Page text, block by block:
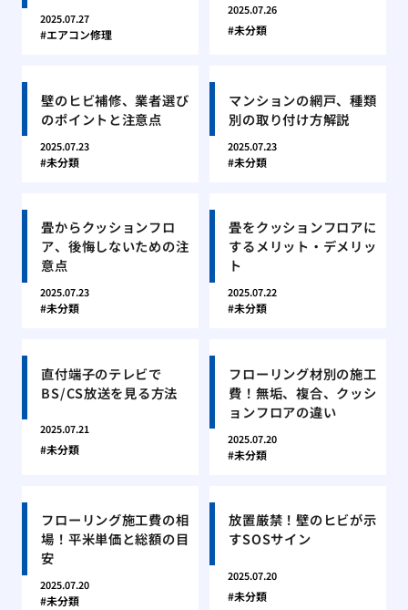
2025.07.27
エアコン修理
2025.07.26
未分類
壁のヒビ補修、業者選び
のポイントと注意点
2025.07.23
未分類
マンションの網戸、種類
別の取り付け方解説
2025.07.23
未分類
畳からクッションフロ
ア、後悔しないための注
意点
2025.07.23
未分類
畳をクッションフロアに
するメリット・デメリッ
ト
2025.07.22
未分類
直付端子のテレビで
BS/CS放送を見る方法
2025.07.21
未分類
フローリング材別の施工
費！無垢、複合、クッシ
ョンフロアの違い
2025.07.20
未分類
フローリング施工費の相
場！平米単価と総額の目
安
2025.07.20
未分類
放置厳禁！壁のヒビが示
すSOSサイン
2025.07.20
未分類